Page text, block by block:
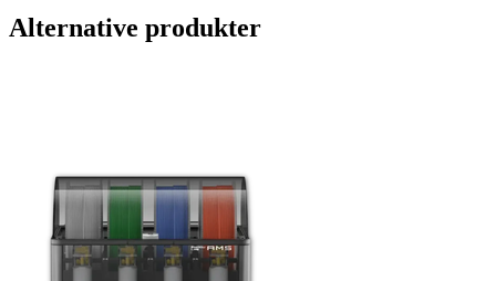
Alternative produkter